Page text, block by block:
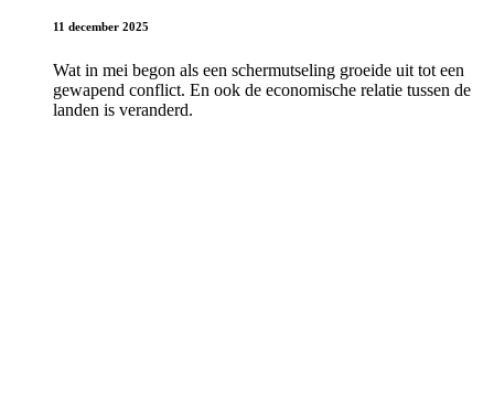
11 december 2025
Wat in mei begon als een schermutseling groeide uit tot een
gewapend conflict. En ook de economische relatie tussen de
landen is veranderd.